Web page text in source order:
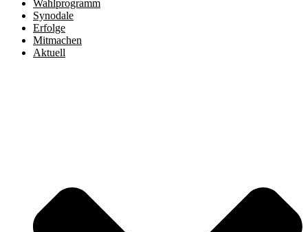
Wahlprogramm
Synodale
Erfolge
Mitmachen
Aktuell